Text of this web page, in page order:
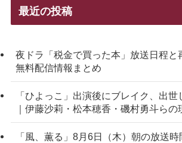
最近の投稿
夜ドラ「税金で買った本」放送日程と
無料配信情報まとめ
「ひよっこ」出演後にブレイク、出
｜伊藤沙莉・松本穂香・磯村勇斗らの
「風、薫る」8月6日（木）朝の放送